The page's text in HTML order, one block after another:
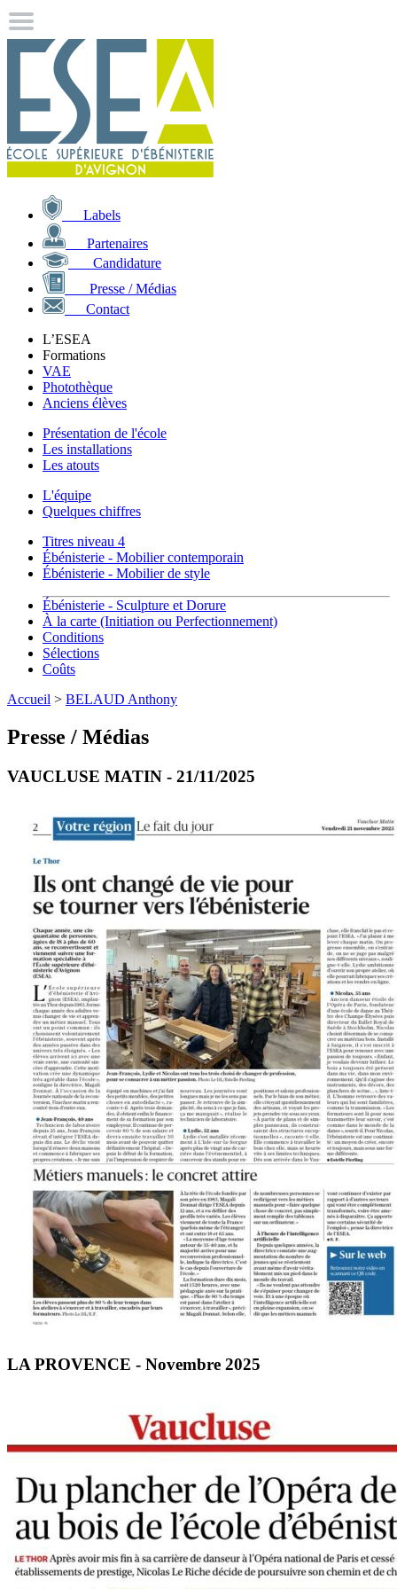
Labels
Partenaires
Candidature
Presse / Médias
Contact
L’ESEA
Formations
VAE
Photothèque
Anciens élèves
Présentation de l'école
Les installations
Les atouts
L'équipe
Quelques chiffres
Titres niveau 4
Ébénisterie - Mobilier contemporain
Ébénisterie - Mobilier de style
Ébénisterie - Sculpture et Dorure
À la carte (Initiation ou Perfectionnement)
Conditions
Sélections
Coûts
Accueil > BELAUD Anthony
Presse / Médias
VAUCLUSE MATIN - 21/11/2025
LA PROVENCE - Novembre 2025